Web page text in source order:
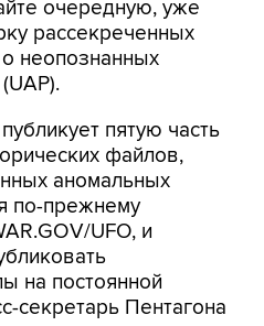
неопознанных
пятую часть
аномальных
по-прежнему
UFO, и
на постоянной
секретарь Пентагона
уже ведется
подборкой.